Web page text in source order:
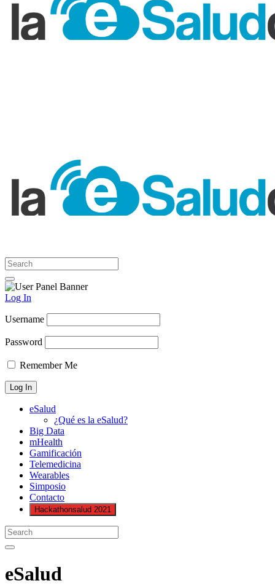
Log In
Username
Password
Remember Me
eSalud
¿Qué es la eSalud?
Big Data
mHealth
Gamificación
Telemedicina
Wearables
Simposio
Contacto
Hackathonsalud 2021
eSalud